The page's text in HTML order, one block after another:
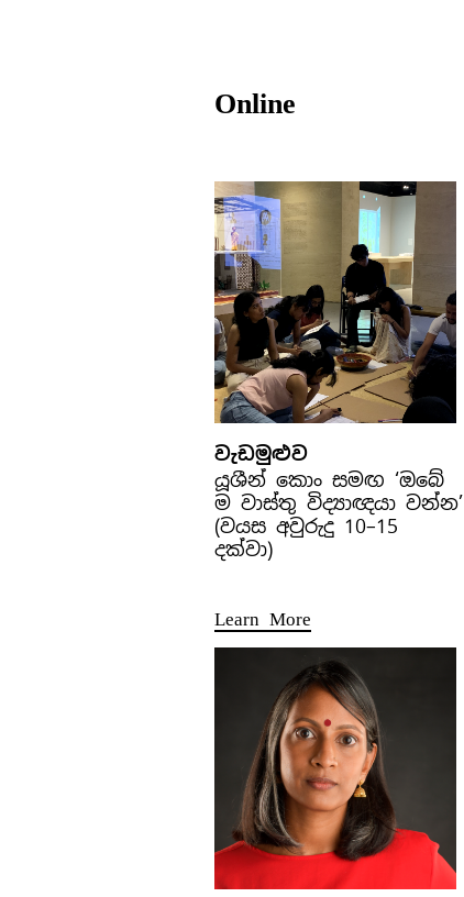
Online
වැඩමුළුව
යූශීන් කොං සමඟ ‘ඔබේ
ම වාස්තු විද්‍යාඥයා වන්න’
(වයස අවුරුදු 10–15
දක්වා)
Learn More